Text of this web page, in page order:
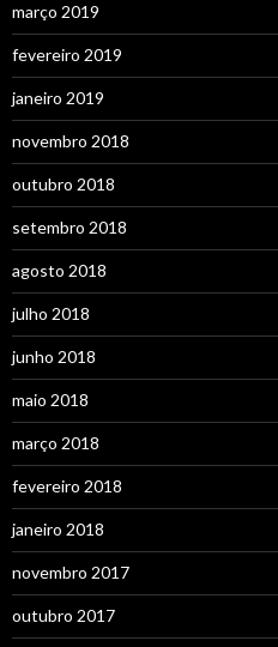
março 2019
fevereiro 2019
janeiro 2019
novembro 2018
outubro 2018
setembro 2018
agosto 2018
julho 2018
junho 2018
maio 2018
março 2018
fevereiro 2018
janeiro 2018
novembro 2017
outubro 2017